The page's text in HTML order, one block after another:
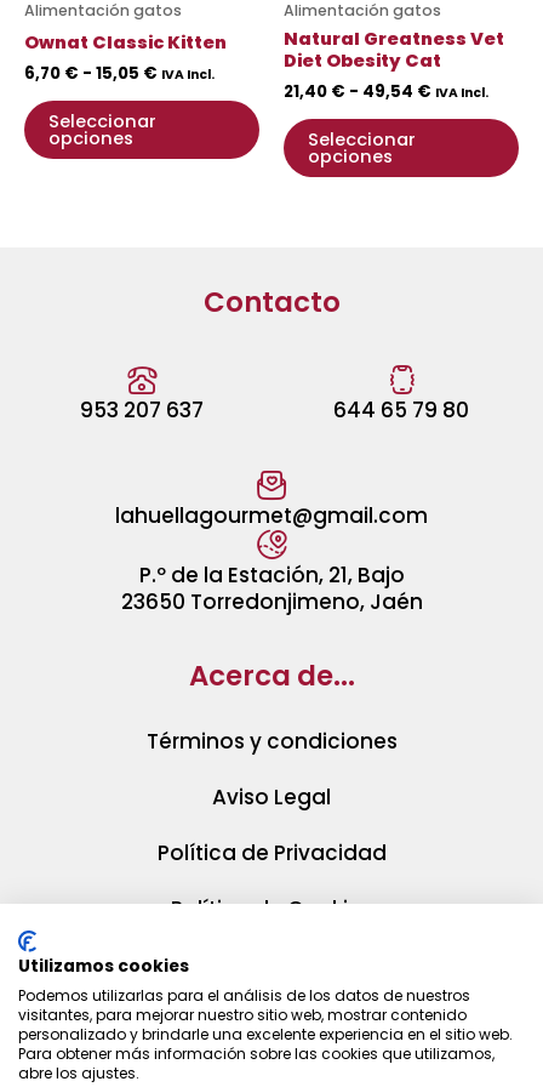
Alimentación gatos
Ownat Classic Kitten
6,70 € - 15,05 € IVA Incl.
Seleccionar
opciones
elegir
página
de
producto
Alimentación gatos
Natural Greatness Vet
Diet Obesity Cat
21,40 € - 49,54 € IVA Incl.
Seleccionar
opciones
de
Contacto
953 207 637 644 65 79 80
lahuellagourmet@gmail.com
P.º de la Estación, 21, Bajo
23650 Torredonjimeno, Jaén
Acerca de...
Términos y condiciones
Aviso Legal
Política de Privacidad
Política de Cookies
Utilizamos cookies
Podemos utilizarlas para el análisis de los datos de nuestros
visitantes, para mejorar nuestro sitio web, mostrar contenido
personalizado y brindarle una excelente experiencia en el sitio web.
Para obtener más información sobre las cookies que utilizamos,
abre los ajustes.